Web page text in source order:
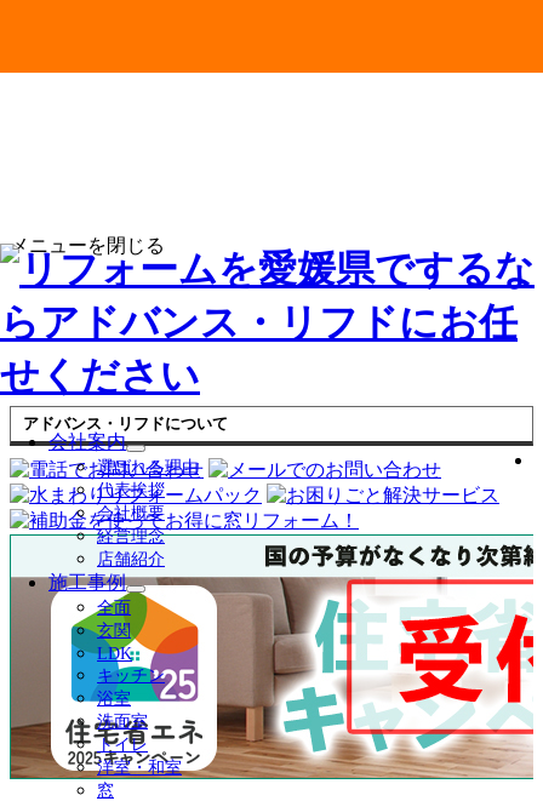
会社案内
サ
ブ
メ
ニ
ュ
ー
を
展
開
選ばれる理由
代表挨拶
会社概要
経営理念
店舗紹介
施工事例
サ
ブ
メ
ニ
ュ
ー
を
展
開
全面
玄関
LDK
キッチン
浴室
洗面室
トイレ
洋室・和室
窓
メニューを閉じる
アドバンス・リフドについて